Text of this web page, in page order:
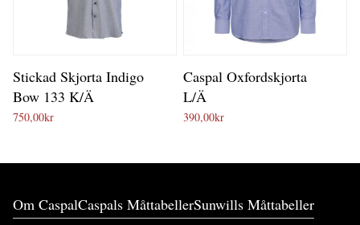
Stickad Skjorta Indigo
Bow 133 K/Ä
750,00kr
Caspal Oxfordskjorta
L/Ä
390,00kr
Om CaspalCaspals MåttabellerSunwills Måttabeller